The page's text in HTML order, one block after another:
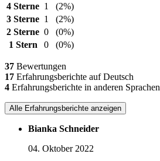
4 Sterne 1
(2%)
3 Sterne 1
(2%)
2 Sterne 0
(0%)
1 Stern
0 (0%)
37 Bewertungen
17 Erfahrungsberichte auf Deutsch
4 Erfahrungsberichte in anderen Sprachen
Alle Erfahrungsberichte anzeigen
Bianka Schneider
04. Oktober 2022